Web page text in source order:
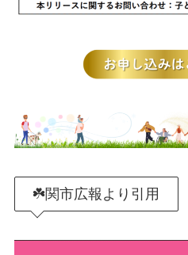
☘️関市広報より引用